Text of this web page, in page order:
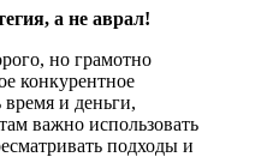
а не аврал!
но грамотно
конкурентное
и деньги,
важно использовать
подходы и